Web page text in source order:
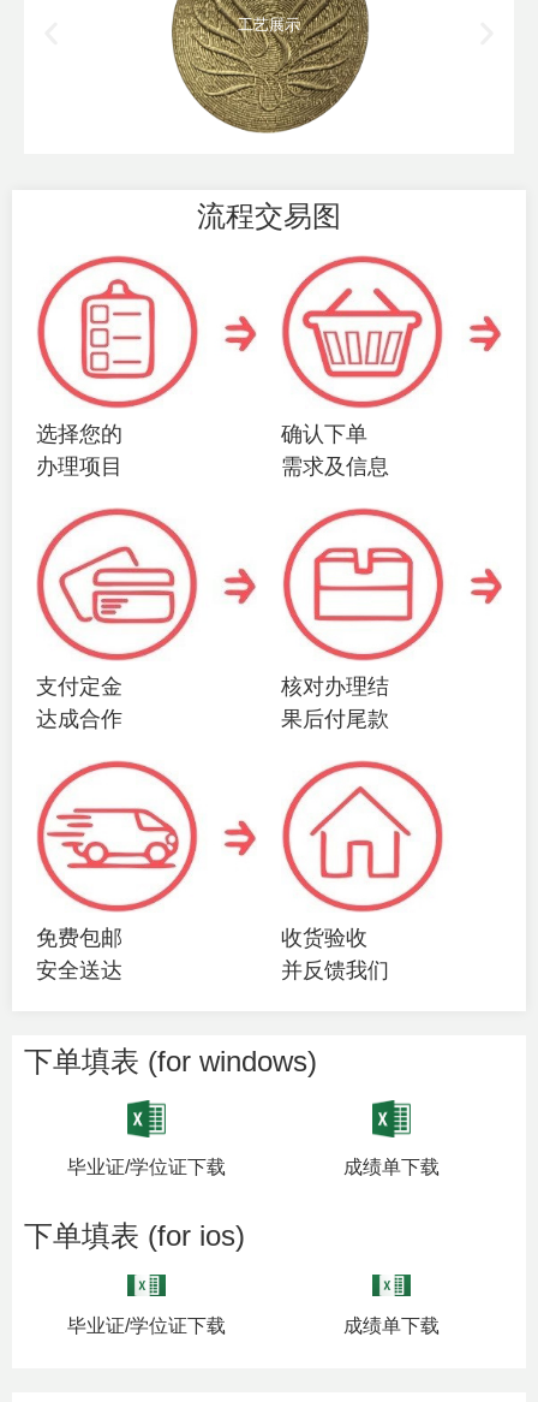
工艺展示
流程交易图
选择您的
办理项目
确认下单
需求及信息
支付定金
达成合作
核对办理结
果后付尾款
免费包邮
安全送达
收货验收
并反馈我们
下单填表 (for windows)
毕业证/学位证下载 成绩单下载
下单填表 (for ios)
毕业证/学位证下载 成绩单下载